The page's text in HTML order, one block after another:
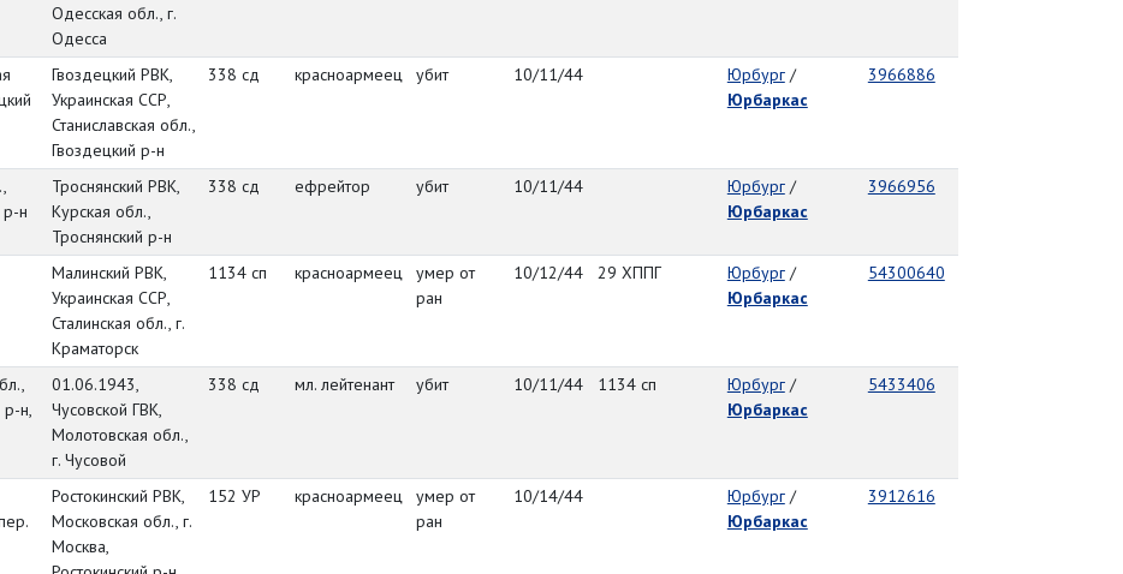
Одесская обл., г.
Одесса
Гвоздецкий РВК,
Украинская ССР,
Станиславская обл.,
Гвоздецкий р-н
338 сд красноармеец убит 10/11/44 Юрбург/
Юрбаркас
3966886
р-н
Троснянский РВК,
Курская обл.,
Троснянский р-н
338 сд ефрейтор убит 10/11/44 Юрбург/
Юрбаркас
3966956
Малинский РВК,
Украинская ССР,
Сталинская обл., г.
Краматорск
1134 сп красноармеец
умер от
ран
10/12/44 29 ХППГ Юрбург/
Юрбаркас
54300640
р-н,
01.06.1943,
Чусовской ГВК,
Молотовская обл.,
г. Чусовой
338 сд мл. лейтенант убит 10/11/44 1134 сп Юрбург/
Юрбаркас
5433406
Ростокинский РВК,
Московская обл., г.
Москва,
152 УР красноармеец
умер от
ран
10/14/44 Юрбург/
Юрбаркас
3912616